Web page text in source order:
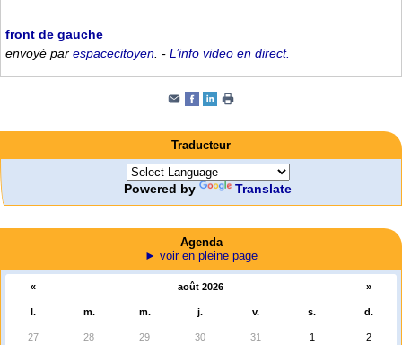
front de gauche
envoyé par espacecitoyen. - L’info video en direct.
Traducteur
Powered by Translate
Agenda
► voir en pleine page
« août 2026 »
l. m. m. j. v. s. d.
27 28 29 30 31 1 2